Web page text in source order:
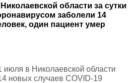
области за сутки
заболели 14
один пациент умер
июля в Николаевской области
новых случаев COVID-19